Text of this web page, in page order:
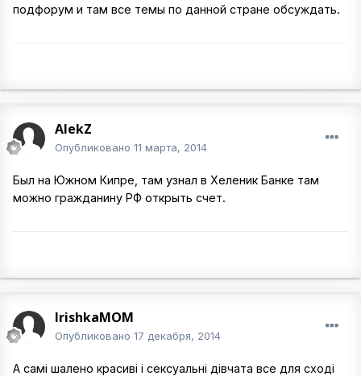
подфорум и там все темы по данной стране обсуждать.
AlekZ
Опубликовано 11 марта, 2014
Был на Южном Кипре, там узнал в Хеленик Банке там
можно гражданину РФ открыть счет.
IrishkaMOM
Опубликовано 17 декабря, 2014
А самі шалено красиві і сексуальні дівчата все для сході